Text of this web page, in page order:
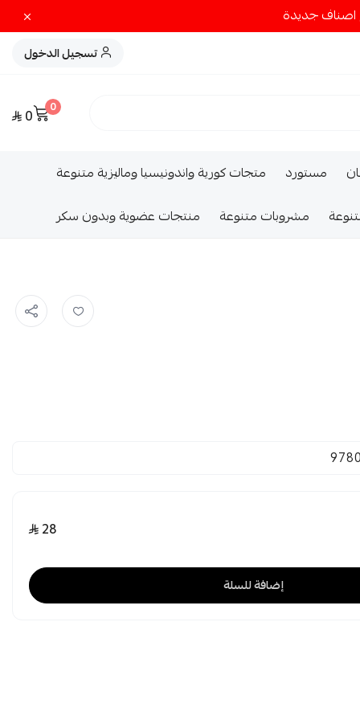
تسجيل الدخول
0
0
مستورد
متجات كورية واندونيسيا وماليزية متنوعة
مشروبات متنوعة منتجات عضوية وبدون سكر
28
إضافة للسلة